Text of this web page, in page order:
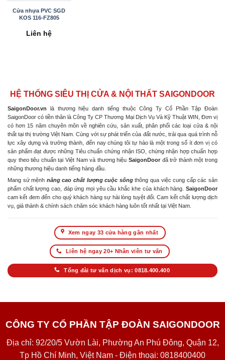
Cửa nhựa PVC SGD
KOS 116-FZ805
Liên hệ
HỆ THỐNG SIÊU THỊ CỬA & NỘI THẤT SAIGONDOOR
SaigonDoor.vn là thương hiệu danh tiếng thuộc Công Ty Cổ Phần Tập Đoàn
SaigonDoor có tiền thân là Công Ty CP Thương Mại Dịch Vụ Và Kỹ Thuật WIN, Đơn vị
có hơn 15 năm chuyên môn về nghiên cứu, sản xuất, phân phối các loại cửa & nội
thất tại thị trường Việt Nam. Cùng với sự phát triển của đất nước, trải qua quá trình nỗ
lực xây dựng và trưởng thành, đến nay chúng tôi tự hào là một trong số ít đơn vị có
sản phẩm đạt được những Tiêu chuẩn chứng nhận ISO, chứng nhận hợp chuẩn hợp
quy theo tiêu chuẩn tại Việt Nam và thương hiệu SaigonDoor đã trở thành một trong
những thương hiệu danh tiếng hàng đầu.
Mang sứ mệnh nâng cao chất lượng cuộc sốngthông qua việc cung cấp các sản
phẩm chất lượng cao, đáp ứng mọi yêu cầu khắc khe của khách hàng. SaigonDoor
cam kết đem đến cho quý khách hàng sự hài lòng tuyệt đối. Cam kết chất lượng dịch
vụ, giá thành & chính sách chăm sóc khách hàng luôn tốt nhất tại Việt Nam.
Xem ngay 33 cửa hàng gần nhất
Liên hệ ngay 20+ Nhân viên tư vấn
Tổng đài tư vấn dịch vụ: 0818.400.400
CÔNG TY CỔ PHẦN TẬP ĐOÀN SAIGONDOOR
Địa chỉ: 92/20/5 Vườn Lài, Phường An Phú Đông, Quận 12,
Tp Hồ Chí Minh, Việt Nam - Điện thoại: 0818400400